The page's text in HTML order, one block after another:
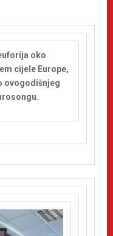
oko
cijele Europe,
ovogodišnjeg